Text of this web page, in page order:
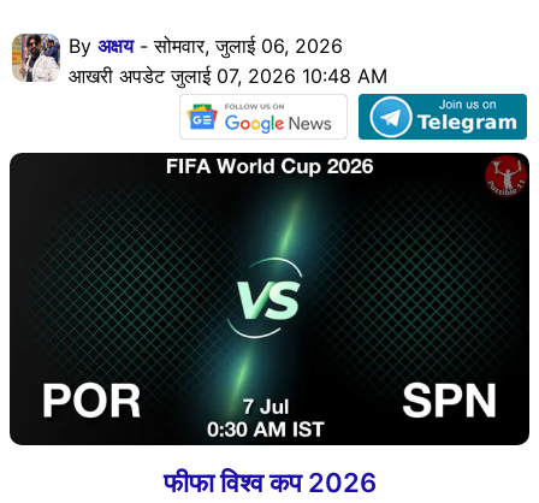
By अक्षय- सोमवार, जुलाई 06, 2026
आखरी अपडेट जुलाई 07, 2026 10:48 AM
फीफा विश्व कप 2026